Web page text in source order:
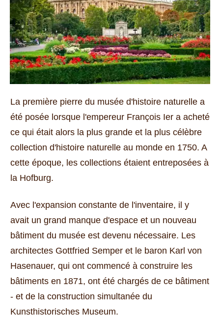
La première pierre du musée d'histoire naturelle a
été posée lorsque l'empereur François Ier a acheté
ce qui était alors la plus grande et la plus célèbre
collection d'histoire naturelle au monde en 1750. A
cette époque, les collections étaient entreposées à
la Hofburg.
Avec l'expansion constante de l'inventaire, il y
avait un grand manque d'espace et un nouveau
bâtiment du musée est devenu nécessaire. Les
architectes Gottfried Semper et le baron Karl von
Hasenauer, qui ont commencé à construire les
bâtiments en 1871, ont été chargés de ce bâtiment
- et de la construction simultanée du
Kunsthistorisches Museum.